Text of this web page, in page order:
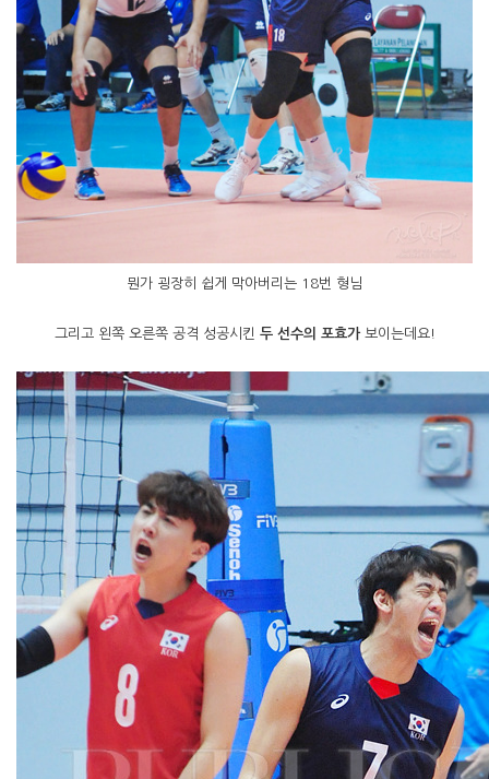
뭔가 굉장히 쉽게 막아버리는 18번 형님
그리고 왼쪽 오른쪽 공격 성공시킨 두 선수의 포효가 보이는데요!